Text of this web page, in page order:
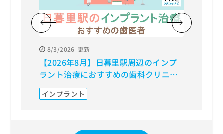
8/3/2026 更新
【2026年8月】日暮里駅周辺のインプ
ラント治療におすすめの歯科クリニッ
ク9選
インプラント